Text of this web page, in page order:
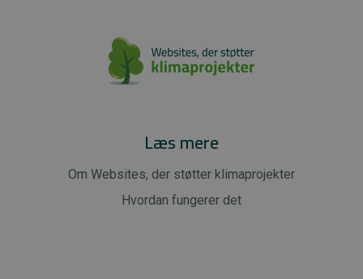
Læs mere
Om Websites, der støtter klimaprojekter
Hvordan fungerer det